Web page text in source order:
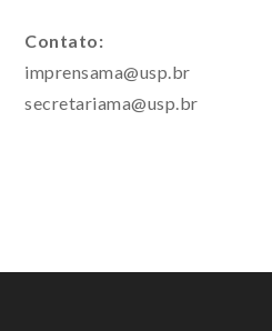
Contato:
imprensama@usp.br
secretariama@usp.br